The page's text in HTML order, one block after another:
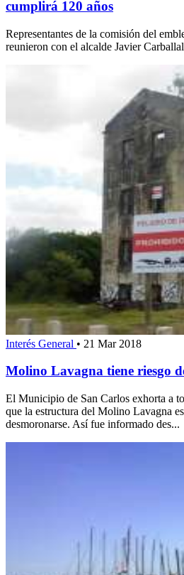
cumplirá 120 años
Representantes de la comisión del
reunieron con el alcalde Javier
Interés General • 21 Mar 2018
Molino Lavagna tiene riesgo
El Municipio de San Carlos exhorta a
que la estructura del Molino Lavagna
desmoronarse. Así fue informado des...